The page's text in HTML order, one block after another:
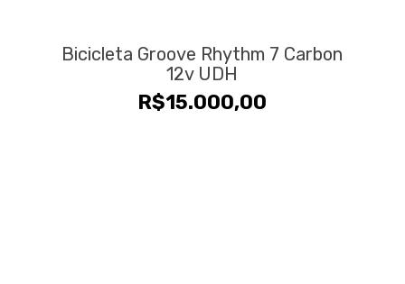
Bicicleta Groove Rhythm 7 Carbon
12v UDH
R$15.000,00